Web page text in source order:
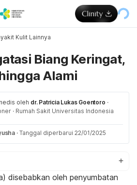
Kulit Lainnya
Biang Keringat,
Alami
oleh dr. Patricia Lukas Goentoro ·
· Rumah Sakit Universitas Indonesia
· Tanggal diperbarui 22/01/2025
disebabkan oleh penyumbatan